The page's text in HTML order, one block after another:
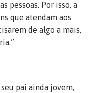
pessoas. Por isso, a
que atendam aos
de algo a mais,
pai ainda jovem,